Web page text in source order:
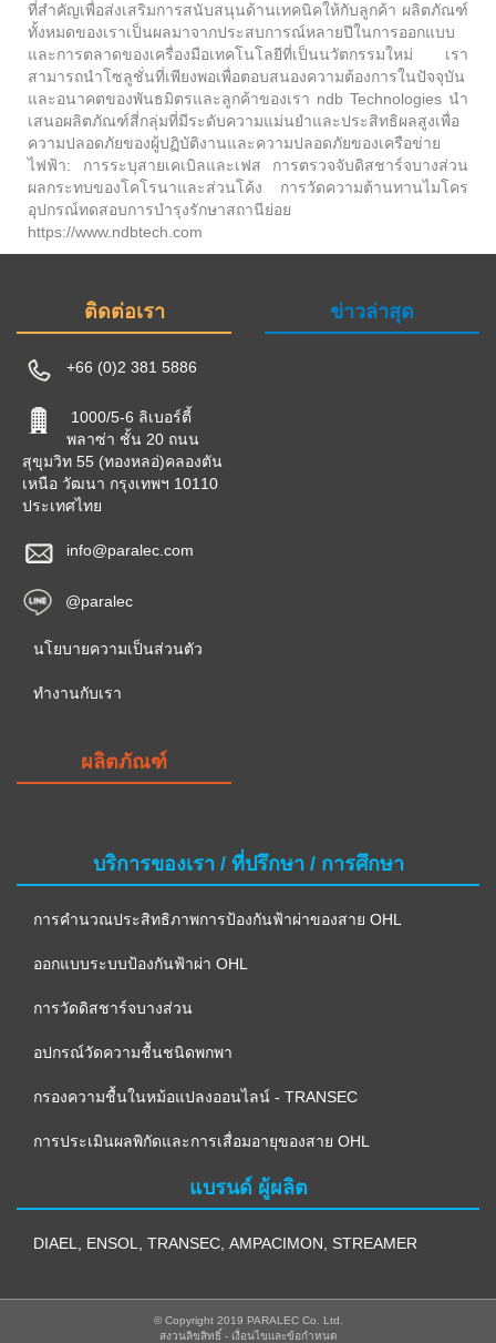
ที่สำคัญเพื่อส่งเสริมการสนับสนุนด้านเทคนิคให้กับลูกค้า ผลิตภัณฑ์
ทั้งหมดของเราเป็นผลมาจากประสบการณ์หลายปีในการออกแบบ
และการตลาดของเครื่องมือเทคโนโลยีที่เป็นนวัตกรรมใหม่ เรา
สามารถนำโซลูชั่นที่เพียงพอเพื่อตอบสนองความต้องการในปัจจุบัน
และอนาคตของพันธมิตรและลูกค้าของเรา ndb Technologies นำ
เสนอผลิตภัณฑ์สี่กลุ่มที่มีระดับความแม่นยำและประสิทธิผลสูงเพื่อ
ความปลอดภัยของผู้ปฏิบัติงานและความปลอดภัยของเครือข่าย
ไฟฟ้า: การระบุสายเคเบิลและเฟส การตรวจจับดิสชาร์จบางส่วน
ผลกระทบของโคโรนาและส่วนโค้ง การวัดความต้านทานไมโคร
อุปกรณ์ทดสอบการบำรุงรักษาสถานีย่อย
https://www.ndbtech.com
ติดต่อเรา
+66 (0)2 381 5886
1000/5-6 ลิเบอร์ตี้
พลาซ่า ชั้น 20 ถนน
สุขุมวิท 55 (ทองหลอ่)คลองตัน
เหนือ วัฒนา กรุงเทพฯ 10110
ประเทศไทย
info@paralec.com
@paralec
นโยบายความเป็นส่วนตัว
ทำงานกับเรา
ข่าวล่าสุด
ผลิตภัณฑ์
บริการของเรา / ที่ปรึกษา / การศึกษา
การคำนวณประสิทธิภาพการป้องกันฟ้าผ่าของสาย OHL
ออกแบบระบบป้องกันฟ้าผ่า OHL
การวัดดิสชาร์จบางส่วน
อปกรณ์วัดความชื้นชนิดพกพา
กรองความชื้นในหม้อแปลงออนไลน์ - TRANSEC
การประเมินผลพิกัดและการเสื่อมอายุของสาย OHL
แบรนด์ ผู้ผลิต
DIAEL, ENSOL, TRANSEC, AMPACIMON, STREAMER
© Copyright 2019 PARALEC Co. Ltd.
สงวนลิขสิทธิ์ - เงื่อนไขและข้อกำหนด